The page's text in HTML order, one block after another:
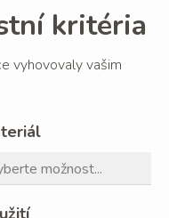
kritéria
vyhovovaly vašim